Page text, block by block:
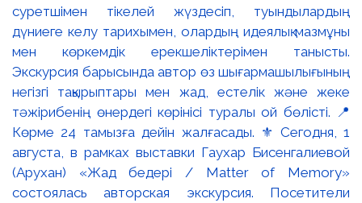
суретшімен тікелей жүздесіп, туындылардың
дүниеге келу тарихымен, олардың идеялық мазмұны
мен көркемдік ерекшеліктерімен танысты.
Экскурсия барысында автор өз шығармашылығының
негізгі тақырыптары мен жад, естелік және жеке
тәжірибенің өнердегі көрінісі туралы ой бөлісті. 📍
Көрме 24 тамызға дейін жалғасады. ⚜️ Сегодня, 1
августа, в рамках выставки Гаухар Бисенгалиевой
(Арухан) «Жад бедері / Matter of Memory»
состоялась авторская экскурсия. Посетители